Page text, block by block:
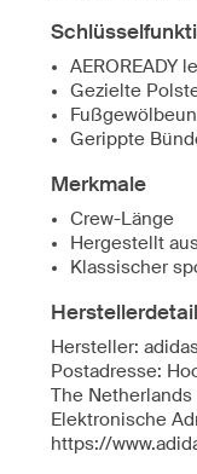
AEROREADY
Gezielte
Gerippte
Merkmale
Crew-Länge
Hergestellt
Klassischer
Hersteller:
Postadresse:
The Netherlands
Elektronische
https://